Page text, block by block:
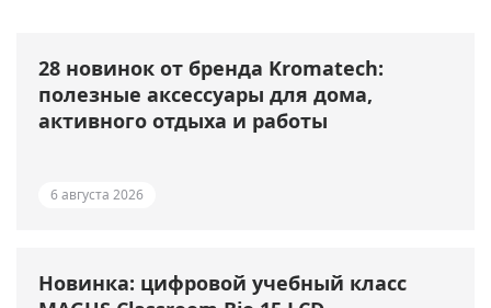
28 новинок от бренда Kromatech:
полезные аксессуары для дома,
активного отдыха и работы
6 августа 2026
Новинка: цифровой учебный класс